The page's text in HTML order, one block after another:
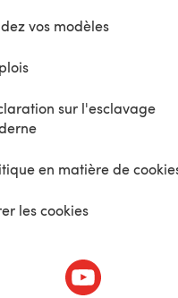
vos modèles
sur l'esclavage
en matière de
les cookies
onglet) (s'ouvre dans